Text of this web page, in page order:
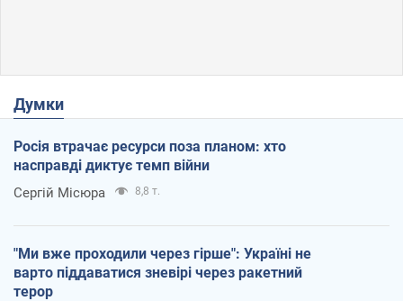
Думки
Росія втрачає ресурси поза планом: хто
насправді диктує темп війни
Сергій Місюра 8,8 т.
"Ми вже проходили через гірше": Україні не
варто піддаватися зневірі через ракетний
терор